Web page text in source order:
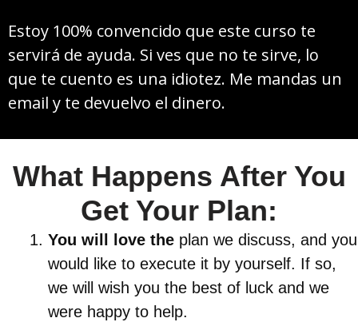
Estoy 100% convencido que este curso te
servirá de ayuda. Si ves que no te sirve, lo
que te cuento es una idiotez. Me mandas un
email y te devuelvo el dinero.
What Happens After You
Get Your Plan:
You will love the plan we discuss, and you
would like to execute it by yourself. If so,
we will wish you the best of luck and we
were happy to help.